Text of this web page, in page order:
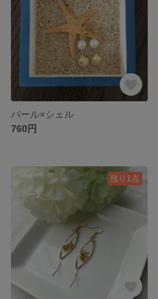
パール×シェル
760円
残り1点